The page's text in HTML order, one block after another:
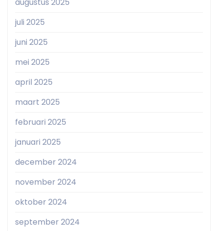
juli 2025
juni 2025
mei 2025
april 2025
maart 2025
februari 2025
januari 2025
december 2024
november 2024
oktober 2024
september 2024